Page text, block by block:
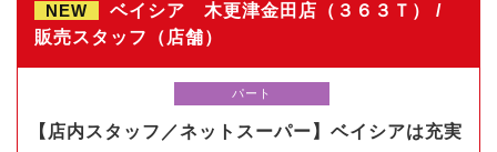
NEW
ベイシア 木更津金田店（３６３Ｔ） /
販売スタッフ（店舗）
パート
【店内スタッフ／ネットスーパー】ベイシアは充実